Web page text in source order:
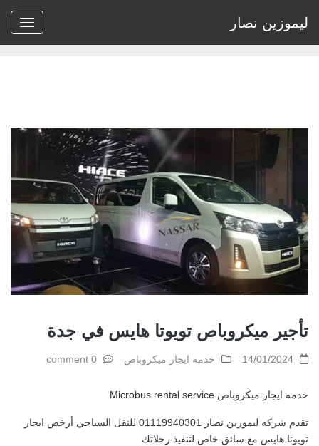
ليموزين نصار
Home
> خدمه ايجار ميكروباص تأجير ميكروباص تويوتا هايس في جدة
تأجير ميكروباص تويوتا هايس في جدة
14/01/2024 خدمه ايجار ميكروباص 0 comment
خدمه ايجار ميكروباص Microbus rental service
تقدم شركه ليموزين نصار 01119940301 للنقل السياحي أرخص ايجار
تويوتا هايس مع سائق خاص لتنفيذ رحلاتك